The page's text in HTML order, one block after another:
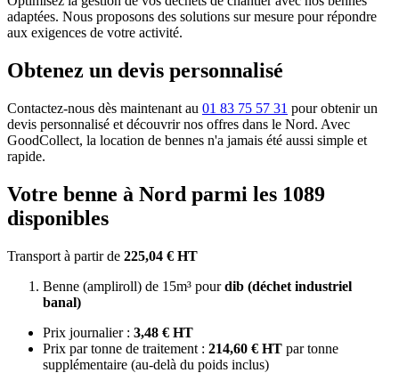
adaptées. Nous proposons des solutions sur mesure pour répondre
aux exigences de votre activité.
Obtenez un devis personnalisé
Contactez-nous dès maintenant au 01 83 75 57 31 pour obtenir un
devis personnalisé et découvrir nos offres dans le Nord. Avec
GoodCollect, la location de bennes n'a jamais été aussi simple et
rapide.
Votre benne à Nord parmi les 1089
disponibles
Transport à partir de 225,04 € HT
Benne (ampliroll) de 15m³ pourdib (déchet industriel
banal)
Prix journalier : 3,48 € HT
Prix par tonne de traitement : 214,60 € HT par tonne
supplémentaire (au-delà du poids inclus)